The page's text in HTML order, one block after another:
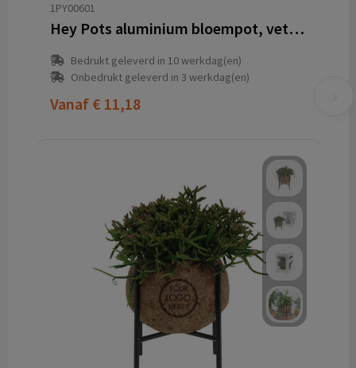
1PY00601
Hey Pots aluminium bloempot, vetplant
Bedrukt geleverd in 10 werkdag(en)
Onbedrukt geleverd in 3 werkdag(en)
Vanaf € 11,18